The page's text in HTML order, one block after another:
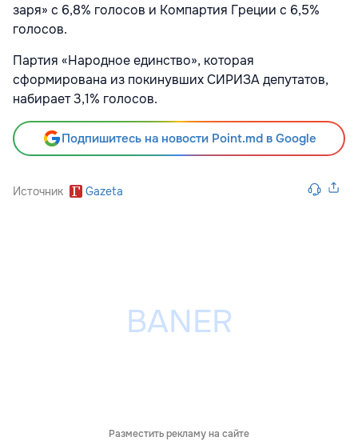
заря» с 6,8% голосов и Компартия Греции с 6,5%
голосов.
Партия «Народное единство», которая
сформирована из покинувших СИРИЗА депутатов,
набирает 3,1% голосов.
Подпишитесь на новости Point.md в Google
Источник Gazeta
Разместить рекламу на сайте